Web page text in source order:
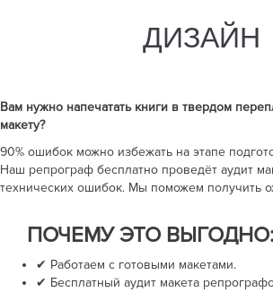
ДИЗАЙН
Вам нужно напечатать книги в твердом
макету?
90% ошибок можно избежать на этапе
Наш репрограф бесплатно проведёт аудит
технических ошибок. Мы поможем получить
ПОЧЕМУ ЭТО ВЫГОДНО:
✔ Работаем с готовыми макетами.
✔ Бесплатный аудит макета